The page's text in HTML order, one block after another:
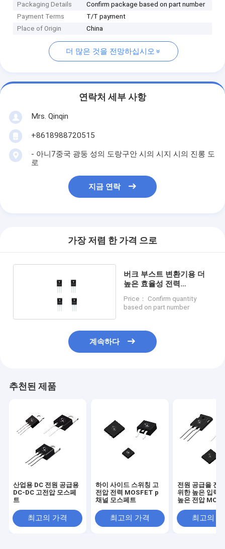
Packaging Details
Confirm package based on part number
Payment Terms
T/T payment
Place of Origin
China
더 많은 것을 전망하십시오
연락처 세부 사항
Mrs. Qinqin
+8618988720515
- 아니7중국 광둥 성의 도랑구안 시의 시지 시의 진롱 도
로
지금 연락
가장 저렴 한 가격 으로
버크 부스트 변환기용 더
높은 효율성 전력
Price： Confirm quantity
based on part number
계속하다
추천된 제품
산업용 DC 전원 공급용
DC-DC 고전압 모스페
트
최고의 가격
하이 사이드 스위칭 고
전압 전력 MOSFET p
채널 모스페트
최고의 가격
전원 공급을 전
위한 높은 입력
높은 전압
최고의